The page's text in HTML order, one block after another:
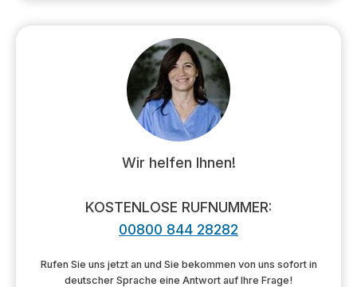
Wir helfen Ihnen!
KOSTENLOSE RUFNUMMER:
00800 844 28282
Rufen Sie uns jetzt an und Sie bekommen von uns sofort in
deutscher Sprache eine Antwort auf Ihre Frage!